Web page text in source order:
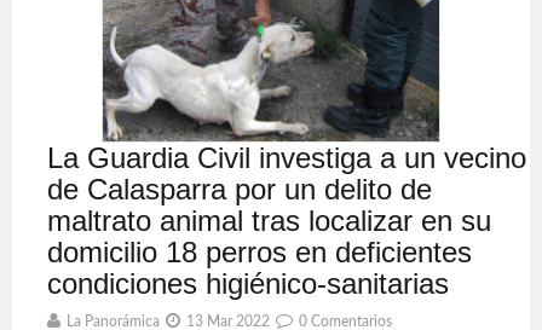
La Guardia Civil investiga a un vecino
de Calasparra por un delito de
maltrato animal tras localizar en su
domicilio 18 perros en deficientes
condiciones higiénico-sanitarias
La Panorámica 13 Mar 2022 0 Comentarios